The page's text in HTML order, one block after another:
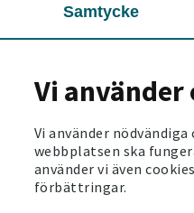
Samtycke
Vi använder
Vi använder
webbplatsen ska
använder vi även
förbättringar.
SENASTE NYTT
Stora
Läs mer
2026-06-03